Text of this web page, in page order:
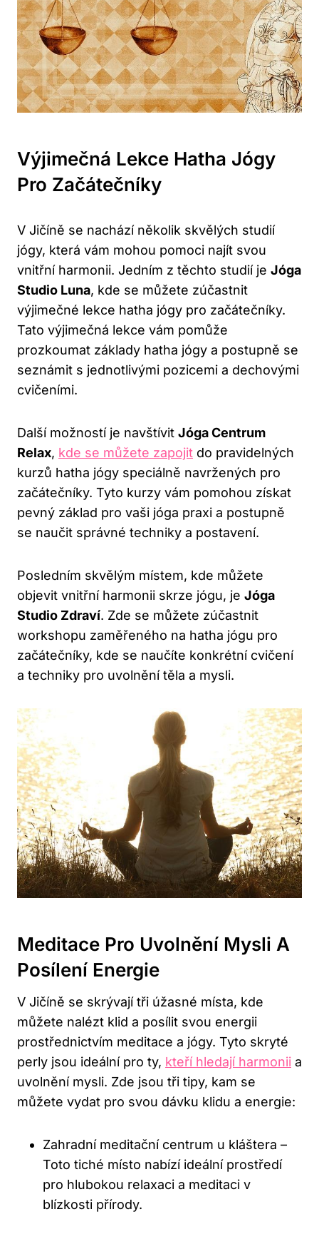
Výjimečná Lekce Hatha Jógy
Pro Začátečníky
V Jičíně se nachází několik skvělých studií
jógy, která vám mohou pomoci najít svou
vnitřní harmonii. Jedním z těchto studií je Jóga
Studio Luna, kde se můžete zúčastnit
výjimečné lekce hatha jógy pro začátečníky.
Tato výjimečná lekce vám pomůže
prozkoumat základy hatha jógy a postupně se
seznámit s jednotlivými pozicemi a dechovými
cvičeními.
Další možností je navštívit Jóga Centrum
Relax, kde se můžete zapojit do pravidelných
kurzů hatha jógy speciálně navržených pro
začátečníky. Tyto kurzy vám pomohou získat
pevný základ pro vaši jóga praxi a postupně
se naučit správné techniky a postavení.
Posledním skvělým místem, kde můžete
objevit vnitřní harmonii skrze jógu, je Jóga
Studio Zdraví. Zde se můžete zúčastnit
workshopu zaměřeného na hatha jógu pro
začátečníky, kde se naučíte konkrétní cvičení
a techniky pro uvolnění těla a mysli.
Meditace Pro Uvolnění Mysli A
Posílení Energie
V Jičíně se skrývají tři úžasné místa, kde
můžete nalézt klid a posílit svou energii
prostřednictvím meditace a jógy. Tyto skryté
perly jsou ideální pro ty, kteří hledají harmonii a
uvolnění mysli. Zde jsou tři tipy, kam se
můžete vydat pro svou dávku klidu a energie:
Zahradní meditační centrum u kláštera –
Toto tiché místo nabízí ideální prostředí
pro hlubokou relaxaci a meditaci v
blízkosti přírody.